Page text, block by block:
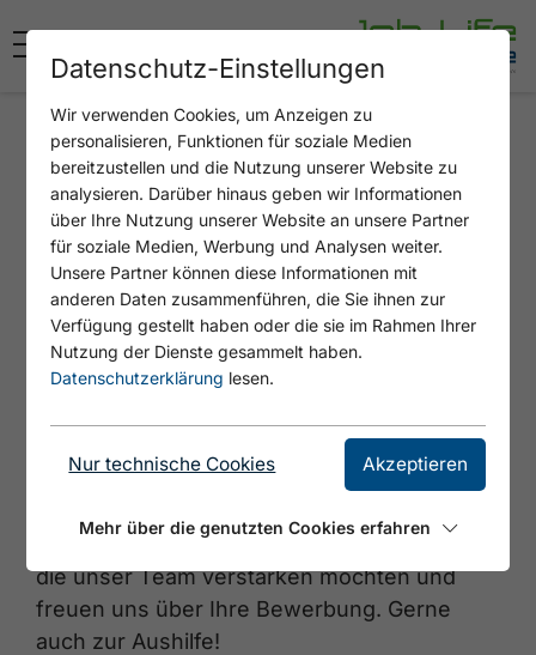
Alpenvital Tirol Appartements
Alpenvital Tirol Appartements
Unser Haus bietet 8 Appartements zwischen
35 und 70m2, sowie einem
gemütlichen Wellnessbereich. Zu unseren
Stärken zählt eine freundliche & kollegiale
Größe helfen wir alle zusammen, aber
manchmal ist das nicht genug.
Deshalb suchen wir ein paar fleißige Hände,
die unser Team verstärken möchten und
freuen uns über Ihre Bewerbung. Gerne
auch zur Aushilfe!
Datenschutz-Einstellungen
Wir verwenden Cookies, um Anzeigen zu
personalisieren, Funktionen für soziale Medien
bereitzustellen und die Nutzung unserer Website zu
analysieren. Darüber hinaus geben wir Informationen
über Ihre Nutzung unserer Website an unsere Partner
für soziale Medien, Werbung und Analysen weiter.
Unsere Partner können diese Informationen mit
anderen Daten zusammenführen, die Sie ihnen zur
Verfügung gestellt haben oder die sie im Rahmen Ihrer
Nutzung der Dienste gesammelt haben.
Datenschutzerklärung lesen.
Nur technische Cookies Akzeptieren
Mehr über die genutzten Cookies erfahren